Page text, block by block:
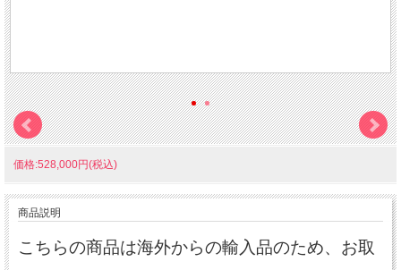
価格:528,000円(税込)
商品説明
こちらの商品は海外からの輸入品のため、お取